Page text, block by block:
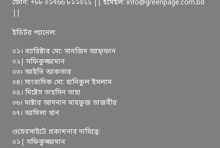
ফোন: +৮৮ ০১৭৬৬ ৮১১০২২ || ইমেইল: info@greenpage.com.bd
ইডিটর প্যানেল:
০১। ব্যারিষ্টার মো: সানজিদ আফ্ফান
০২| সফিকুজ্জামান
০৩। আইভি আকতার
০৪। সাংবাদিক মো: হানিকুল ইসলাম
০৫। মিষ্টেস তাহসিন তাহা
০৬। মাষ্টার আদনান মাহফুজ তাজবীর
০৭। আমিলা খান
ওয়েবসাইটে প্রকাশনার দায়িত্বে:
০১| সফিকুজ্জামান